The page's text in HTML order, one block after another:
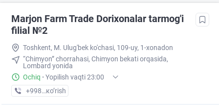
Marjon Farm Trade Dorixonalar tarmog'i
filial №2
Toshkent, M. Ulug'bek ko'chasi, 109-uy, 1-xonadon
“Chimyon” chorrahasi, Chimyon bekati orqasida,
Lombard yonida
Ochiq · Yopilish vaqti 23:00
+998 (71) XXX-XX-XX
кo’rish